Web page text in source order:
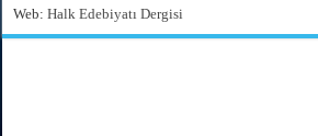
Web:Halk Edebiyatı Dergisi